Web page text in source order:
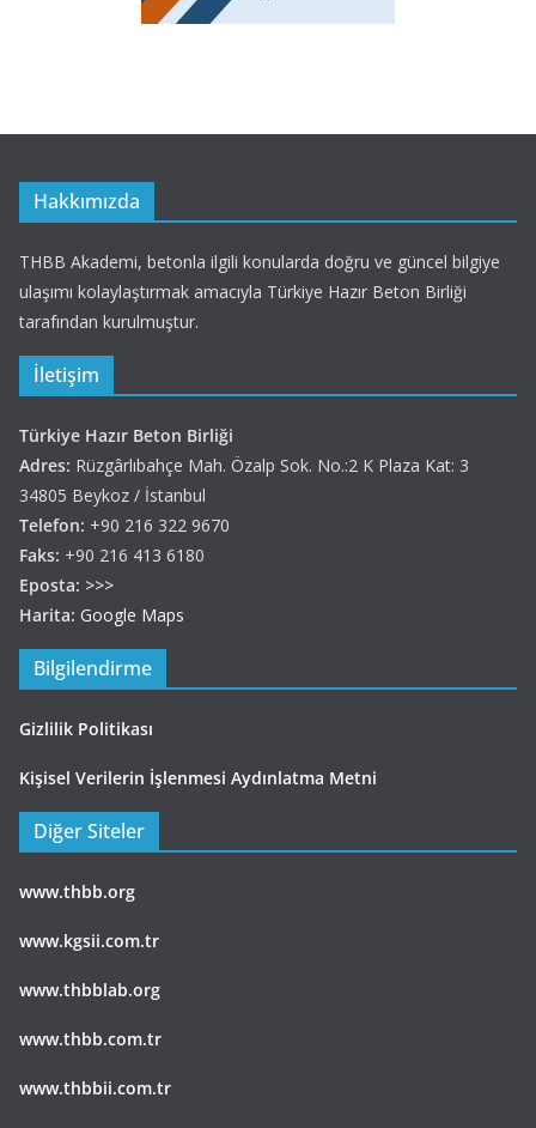
Hakkımızda
THBB Akademi, betonla ilgili konularda doğru ve güncel bilgiye
ulaşımı kolaylaştırmak amacıyla Türkiye Hazır Beton Birliği
tarafından kurulmuştur.
İletişim
Türkiye Hazır Beton Birliği
Adres: Rüzgârlıbahçe Mah. Özalp Sok. No.:2 K Plaza Kat: 3
34805 Beykoz / İstanbul
Telefon: +90 216 322 9670
Faks: +90 216 413 6180
Eposta: >>>
Harita: Google Maps
Bilgilendirme
Gizlilik Politikası
Kişisel Verilerin İşlenmesi Aydınlatma Metni
Diğer Siteler
www.thbb.org
www.kgsii.com.tr
www.thbblab.org
www.thbb.com.tr
www.thbbii.com.tr